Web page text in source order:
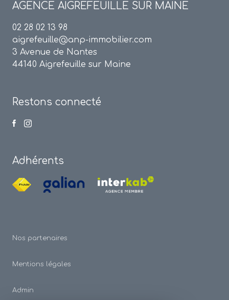
AGENCE AIGREFEUILLE SUR MAINE
02 28 02 13 98
aigrefeuille@anp-immobilier.com
3 Avenue de Nantes
44140 Aigrefeuille sur Maine
Restons connecté
Adhérents
Nos partenaires
Mentions légales
Admin